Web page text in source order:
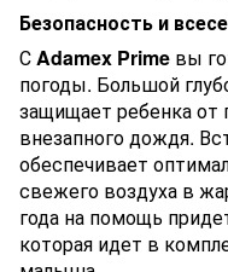
Безопасность и
СAdamex Prime вы
погоды. Большой
защищает ребенка от
внезапного дождя.
обеспечивает
свежего воздуха в
года на помощь
которая идет в